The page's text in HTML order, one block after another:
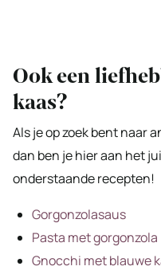
Ook een
kaas?
Als je op zoek bent naar
dan ben je hier aan het
onderstaande recepten!
Gorgonzolasaus
Pasta met gorgonzola
Gnocchi met blauwe